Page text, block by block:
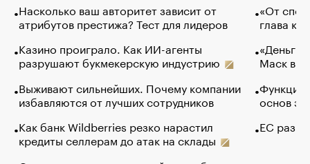
Насколько ваш авторитет зависит от
атрибутов престижа? Тест для лидеров
Казино проиграло. Как ИИ-агенты
разрушают букмекерскую индустрию
Выживают сильнейших. Почему компании
избавляются от лучших сотрудников
Как банк Wildberries резко нарастил
кредиты селлерам до атак на склады
«От
глава
«Деньги
Маск в
Функции
основ
ЕС